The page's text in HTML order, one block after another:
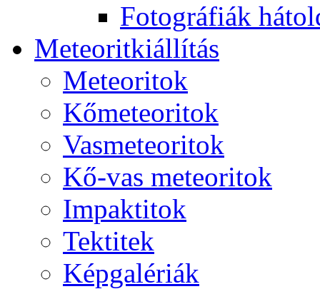
Fo­tog­rá­fi­ák
Me­te­o­rit­ki­ál­lí­tás
Me­te­o­ri­tok
Kő­me­te­o­ri­tok
Vas­me­te­o­ri­tok
Kő-vas me­te­o­ri­tok
Imp­ak­ti­tok
Tek­ti­tek
Kép­ga­lé­ri­ák